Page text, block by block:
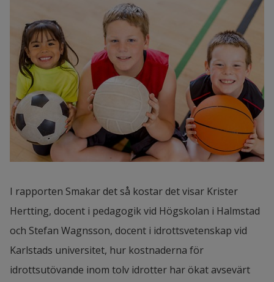
I rapporten Smakar det så kostar det visar Krister
Hertting, docent i pedagogik vid Högskolan i Halmstad
och Stefan Wagnsson, docent i idrottsvetenskap vid
Karlstads universitet, hur kostnaderna för
idrottsutövande inom tolv idrotter har ökat avsevärt